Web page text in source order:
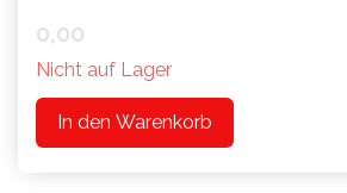
0,00
Nicht auf Lager
In den Warenkorb